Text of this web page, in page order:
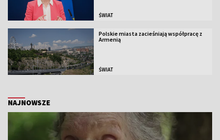
ŚWIAT
Polskie miasta zacieśniają współpracę z
Armenią
ŚWIAT
NAJNOWSZE